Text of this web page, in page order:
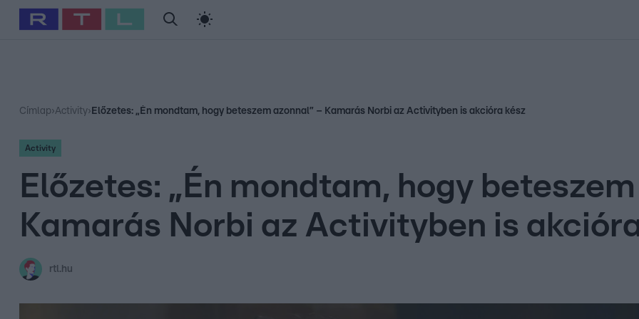
Babits Marcella Szellő István Most Wanted
Címlap›Activity› Előzetes: „Én mondtam, hogy beteszem azonnal” – Kamarás Norbi az Activityben is akcióra kész
Activity
Előzetes: „Én mondtam, hogy
Kamarás Norbi az Activityben is
rtl.hu